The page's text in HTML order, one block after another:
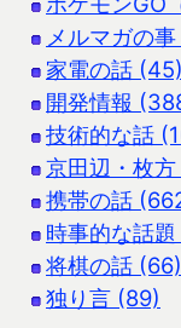
メルマガの
家電の話 (45)
開発情報
技術的な話
京田辺・枚
携帯の話
時事的な話
将棋の話 (66)
独り言 (89)